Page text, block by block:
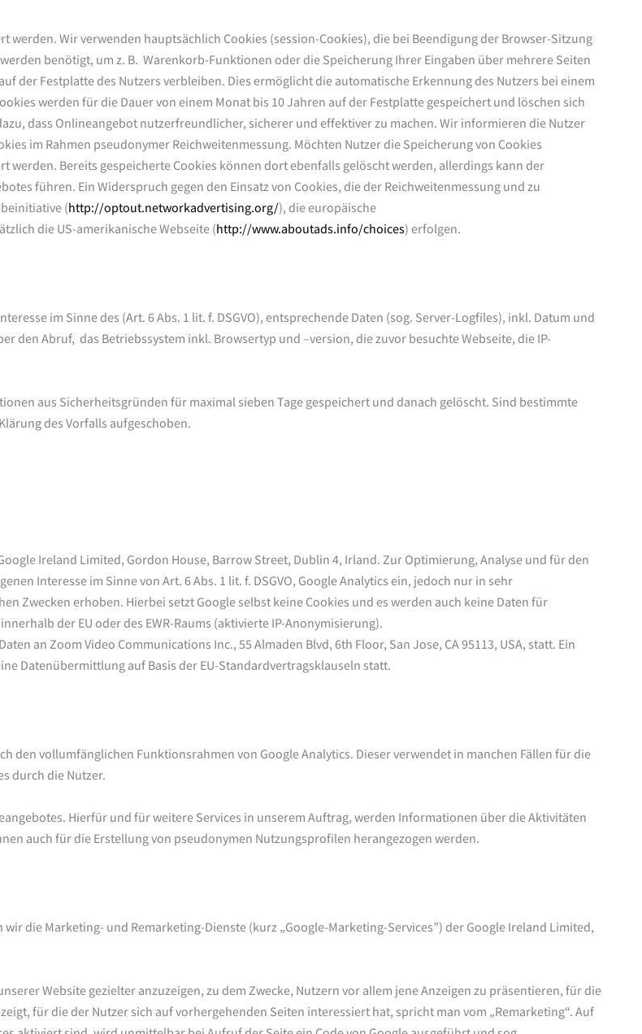
werden. Wir verwenden hauptsächlich Cookies (session-Cookies), die bei Beendigung der Browser-Sitzung
benötigt, um z. B. Warenkorb-Funktionen oder die Speicherung Ihrer Eingaben über mehrere Seiten
der Festplatte des Nutzers verbleiben. Dies ermöglicht die automatische Erkennung des Nutzers bei einem
werden für die Dauer von einem Monat bis 10 Jahren auf der Festplatte gespeichert und löschen sich
dass Onlineangebot nutzerfreundlicher, sicherer und effektiver zu machen. Wir informieren die Nutzer
im Rahmen pseudonymer Reichweitenmessung. Möchten Nutzer die Speicherung von Cookies
Bereits gespeicherte Cookies können dort ebenfalls gelöscht werden, allerdings kann der
führen. Ein Widerspruch gegen den Einsatz von Cookies, die der Reichweitenmessung und zu
(http://optout.networkadvertising.org/), die europäische
die US-amerikanische Webseite (http://www.aboutads.info/choices) erfolgen.
im Sinne des (Art. 6 Abs. 1 lit. f. DSGVO), entsprechende Daten (sog. Server-Logfiles), inkl. Datum und
den Abruf, das Betriebssystem inkl. Browsertyp und –version, die zuvor besuchte Webseite, die IP-
aus Sicherheitsgründen für maximal sieben Tage gespeichert und danach gelöscht. Sind bestimmte
des Vorfalls aufgeschoben.
Ireland Limited, Gordon House, Barrow Street, Dublin 4, Irland. Zur Optimierung, Analyse und für den
Interesse im Sinne von Art. 6 Abs. 1 lit. f. DSGVO, Google Analytics ein, jedoch nur in sehr
Zwecken erhoben. Hierbei setzt Google selbst keine Cookies und es werden auch keine Daten für
der EU oder des EWR-Raums (aktivierte IP-Anonymisierung).
an Zoom Video Communications Inc., 55 Almaden Blvd, 6th Floor, San Jose, CA 95113, USA, statt. Ein
Datenübermittlung auf Basis der EU-Standardvertragsklauseln statt.
den vollumfänglichen Funktionsrahmen von Google Analytics. Dieser verwendet in manchen Fällen für die
durch die Nutzer.
Hierfür und für weitere Services in unserem Auftrag, werden Informationen über die Aktivitäten
auch für die Erstellung von pseudonymen Nutzungsprofilen herangezogen werden.
wir die Marketing- und Remarketing-Dienste (kurz „Google-Marketing-Services”) der Google Ireland Limited,
Website gezielter anzuzeigen, zu dem Zwecke, Nutzern vor allem jene Anzeigen zu präsentieren, für die
für die der Nutzer sich auf vorhergehenden Seiten interessiert hat, spricht man vom „Remarketing“. Auf